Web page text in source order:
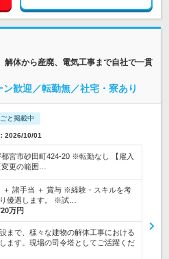
解体から産廃、電気工事まで自社で一貫
ン歓迎／転勤無／社宅・寮あり
と掲載中
2026/10/01
都宮市砂田町424-20 ※転勤なし 【雇入
更の範囲…
＋ 諸手当 ＋ 賞与 ※経験・スキルを考
優遇します。 ※試…
万円
まで、様々な建物の解体工事における
ます。現場の司令塔としてご活躍くだ